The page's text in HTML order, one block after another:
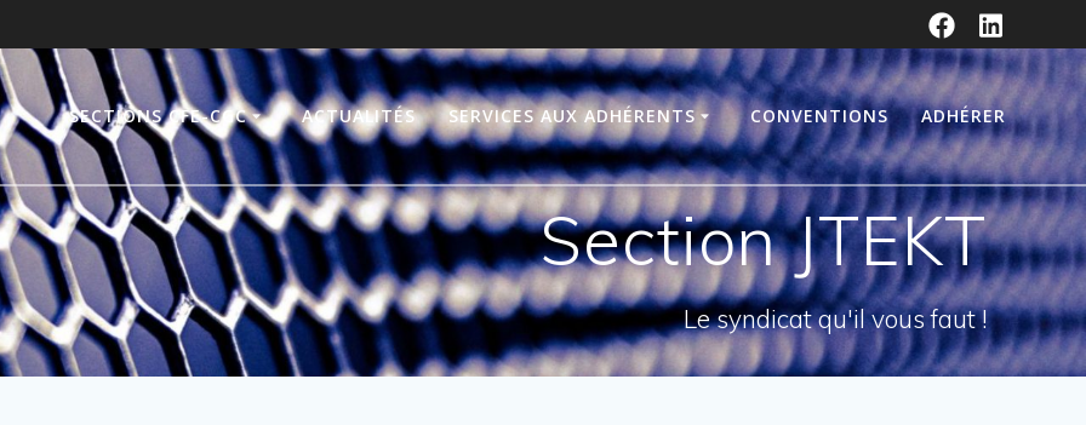
SECTIONS CFE-CGC ACTUALITÉS SERVICES AUX ADHÉRENTS CONVENTIONS ADHÉRER
Section JTEKT
Le syndicat qu'il vous faut !